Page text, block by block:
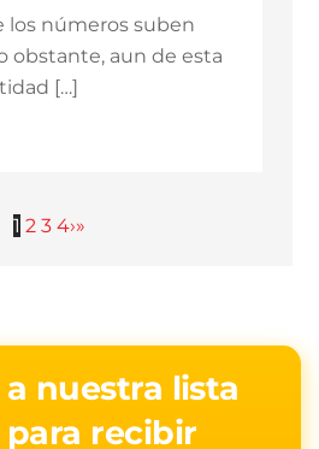
los números suben
obstante, aun de esta
[…]
1 2 3 4›»
nuestra lista
recibir